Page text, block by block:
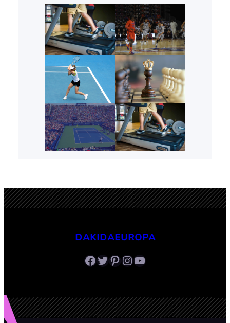
DAKIDAEUROPA
Facebook Twitter Pinterest InstagramYoutube